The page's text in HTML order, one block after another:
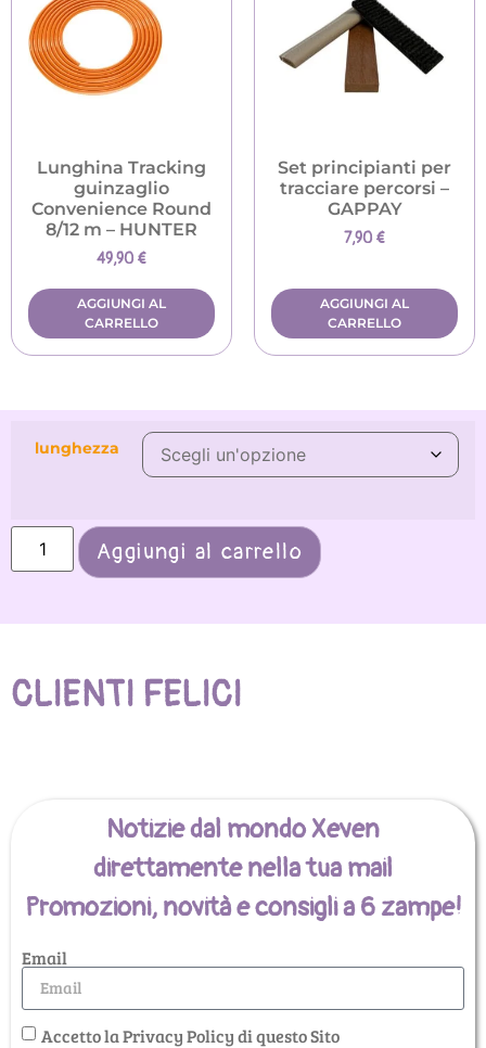
Lunghina Tracking
guinzaglio
Convenience Round
8/12 m – HUNTER
49,90 €
AGGIUNGI AL
CARRELLO
Set principianti per
tracciare percorsi –
GAPPAY
7,90 €
AGGIUNGI AL
CARRELLO
lunghezza
Aggiungi al carrello
CLIENTI FELICI
Notizie dal mondo Xeven
direttamente nella tua mail
Promozioni, novità e consigli a 6 zampe!
Email
Accetto la Privacy Policy di questo Sito